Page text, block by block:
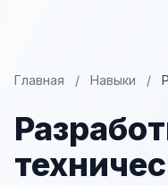
Главная / Навыки /